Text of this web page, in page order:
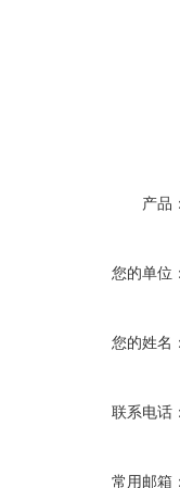
产品
您的单位
您的姓名
联系电话
常用邮箱